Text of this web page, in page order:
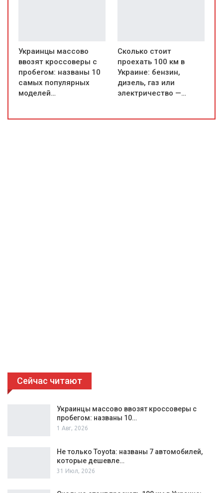
Украинцы массово
ввозят кроссоверы с
пробегом: названы 10
самых популярных
моделей…
Сколько стоит
проехать 100 км в
Украине: бензин,
дизель, газ или
электричество —…
Сейчас читают
Украинцы массово ввозят кроссоверы с
пробегом: названы 10…
1 Авг, 2026
Не только Toyota: названы 7 автомобилей,
которые дешевле…
31 Июл, 2026